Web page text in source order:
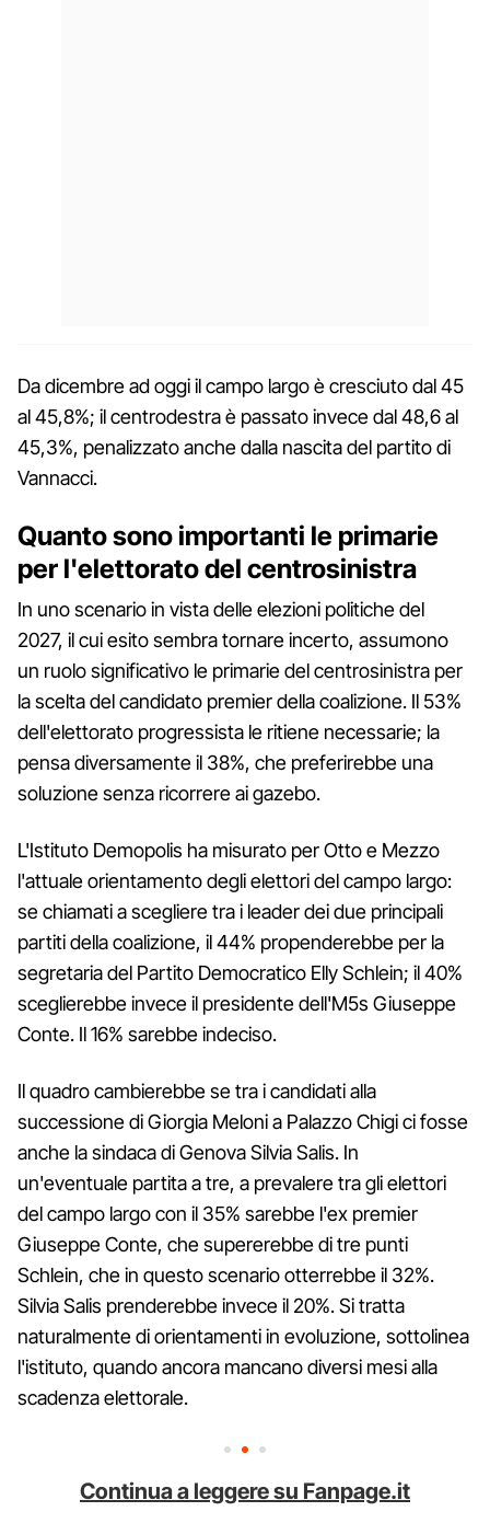
Da dicembre ad oggi il campo largo è cresciuto dal 45
al 45,8%; il centrodestra è passato invece dal 48,6 al
45,3%, penalizzato anche dalla nascita del partito di
Vannacci.
Quanto sono importanti le primarie
per l'elettorato del centrosinistra
In uno scenario in vista delle elezioni politiche del
2027, il cui esito sembra tornare incerto, assumono
un ruolo significativo le primarie del centrosinistra per
la scelta del candidato premier della coalizione. Il 53%
dell'elettorato progressista le ritiene necessarie; la
pensa diversamente il 38%, che preferirebbe una
soluzione senza ricorrere ai gazebo.
L'Istituto Demopolis ha misurato per Otto e Mezzo
l'attuale orientamento degli elettori del campo largo:
se chiamati a scegliere tra i leader dei due principali
partiti della coalizione, il 44% propenderebbe per la
segretaria del Partito Democratico Elly Schlein; il 40%
sceglierebbe invece il presidente dell'M5s Giuseppe
Conte. Il 16% sarebbe indeciso.
Il quadro cambierebbe se tra i candidati alla
successione di Giorgia Meloni a Palazzo Chigi ci fosse
anche la sindaca di Genova Silvia Salis. In
un'eventuale partita a tre, a prevalere tra gli elettori
del campo largo con il 35% sarebbe l'ex premier
Giuseppe Conte, che supererebbe di tre punti
Schlein, che in questo scenario otterrebbe il 32%.
Silvia Salis prenderebbe invece il 20%. Si tratta
naturalmente di orientamenti in evoluzione, sottolinea
l'istituto, quando ancora mancano diversi mesi alla
scadenza elettorale.
Continua a leggere su Fanpage.it